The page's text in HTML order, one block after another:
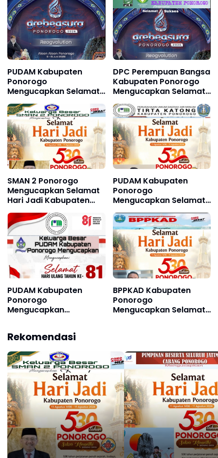
PUDAM Kabupaten
Ponorogo
Mengucapkan Selamat
dan Sukses Grebeg Suro
Festival Reyog Remaja
XXI dan Festival
Nasional Reyog
Ponorogo XXXI Tahun
2026
DPC Perempuan Bangsa
Kabupaten Ponorogo
Mengucapkan Selamat
dan Sukses Grebeg
Suro, FRR XXII & FNRP
XXXI Tahun 2026
SMAN 2 Ponorogo
Mengucapkan Selamat
Hari Jadi Kabupaten
Ponorogo ke 530, 11
Agustus 1496 - 11
Agustus 2026
PUDAM Kabupaten
Ponorogo
Mengucapkan Selamat
Hari Jadi Kabupaten
Ponorogo ke 530 11
Agustus 1496 - 11
Agustus 2026
PUDAM Kabupaten
Ponorogo
Mengucapkan
Agustus 1945 - 17
Agustus 2026
BPPKAD Kabupaten
Ponorogo
Mengucapkan Selamat
Agustus 2026
Rekomendasi